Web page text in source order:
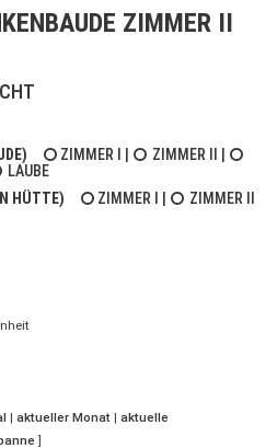
ZIMMER II
ZIMMER I ZIMMER II
LAUBE
HÜTTE)
ZIMMER I
ZIMMER II
| aktueller Monat | aktuelle
]